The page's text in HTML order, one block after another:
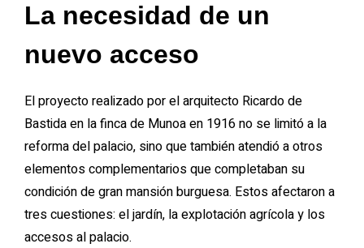
La necesidad de un
nuevo acceso
El proyecto realizado por el arquitecto Ricardo de
Bastida en la finca de Munoa en 1916 no se limitó a la
reforma del palacio, sino que también atendió a otros
elementos complementarios que completaban su
condición de gran mansión burguesa. Estos afectaron a
tres cuestiones: el jardín, la explotación agrícola y los
accesos al palacio.